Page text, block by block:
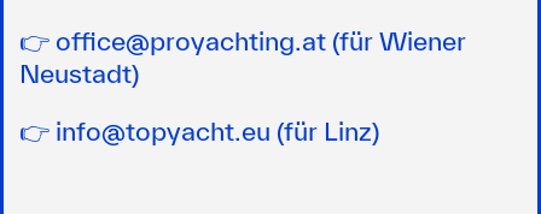
👉 office@proyachting.at (für Wiener
Neustadt)
👉 info@topyacht.eu (für Linz)